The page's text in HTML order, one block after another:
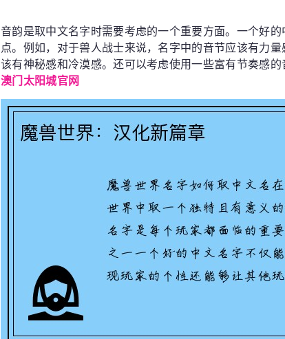
音韵是取中文名字时需要考虑的一个重要方面。一个好
点。例如，对于兽人战士来说，名字中的音节应该有力
该有神秘感和冷漠感。还可以考虑使用一些富有节奏感的
澳门太阳城官网